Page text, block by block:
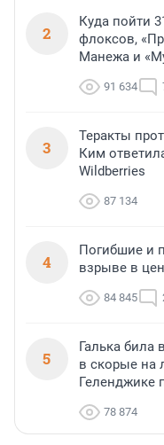
2
Куда пойти
флоксов,
Манежа и
91 634
3
Теракты
Ким
Wildberries
87 134
4
Погибшие и
взрыве в
84 845
5
Галька била
в скорые на
Геленджике
78 874